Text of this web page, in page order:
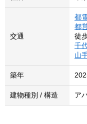
交通
都
都
徒
千
山
築年
建物種別 / 構造 ア